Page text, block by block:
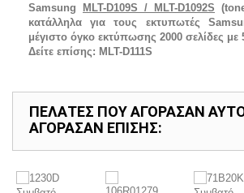
Samsung
MLT-D109S / MLT-D1092S
κατάλληλα για τους εκτυπωτές
μέγιστο όγκο εκτύπωσης 2000 σελίδες με
Δείτε επίσης: MLT-D111S
ΠΕΛΆΤΕΣ ΠΟΥ ΑΓΌΡΑΣΑΝ
ΑΓΌΡΑΣΑΝ ΕΠΊΣΗΣ: